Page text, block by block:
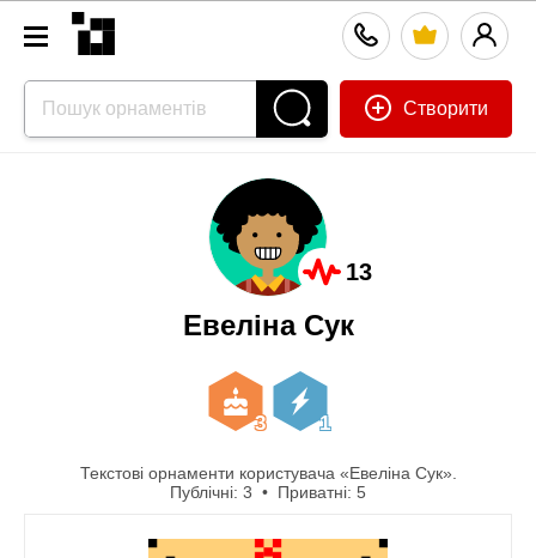
Створити
13
Евеліна Сук
3 1
Текстові орнаменти користувача «Евеліна Сук».
Публічні: 3 • Приватні: 5